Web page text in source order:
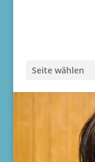
Seite wählen